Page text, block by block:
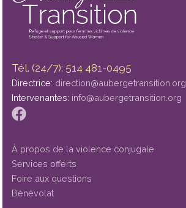
Tél. (24/7): 514 481-0495
Directrice: direction@aubergetransition.org
Intervenantes: info@aubergetransition.org
À propos de la violence conjugale
Services offerts
Foire aux questions
Bénévolat